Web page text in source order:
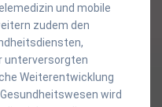
und mobile
zudem den
unterversorgten
Weiterentwicklung
wird